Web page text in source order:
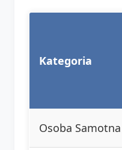
Kategoria
Osoba Samotna